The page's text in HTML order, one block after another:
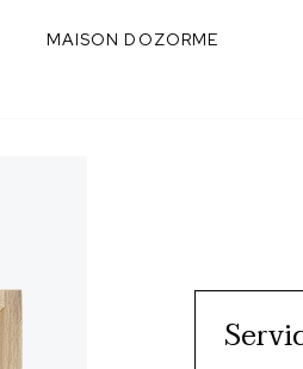
MAISON DOZORME